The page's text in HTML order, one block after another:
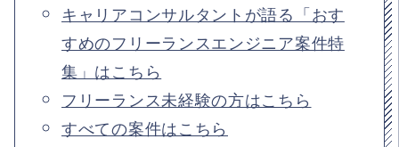
キャリアコンサルタントが語る「おす
すめのフリーランスエンジニア案件特
集」はこちら
フリーランス未経験の方はこちら
すべての案件はこちら